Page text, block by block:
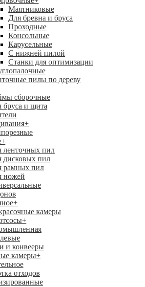
Маятниковые
Для бревна и бруса
Проходные
Консольные
Карусельные
С нижней пилой
Станки для оптимизации
пилы по дереву
сборочные
бруса и щита
+
+
ленточных пил
дисковых пил
рамных пил
ножей
+
камеры
+
и конвееры
камеры+
отходов